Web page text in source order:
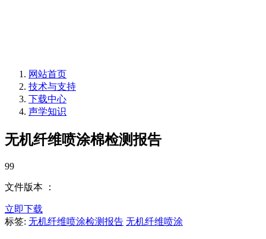
网站首页
技术与支持
下载中心
声学知识
无机纤维喷涂棉检测报告
99
文件版本 ：
立即下载
标签: 无机纤维喷涂检测报告 无机纤维喷涂